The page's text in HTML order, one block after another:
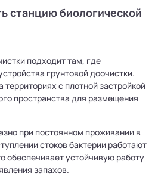
станцию биологической
подходит там, где
грунтовой доочистки.
территориях с плотной застройкой
пространства для размещения
при постоянном проживании в
стоков бактерии работают
обеспечивает устойчивую работу
запахов.